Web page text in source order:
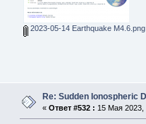
2023-05-14 Earthquake M4.6.png
Re: Sudden Ionospheric
« Ответ #532 : 15 Мая 2023,